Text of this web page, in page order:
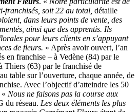
franchisés, soit 22 au total, détaille
dans leurs points de vente, des
ainsi que des apprentis. Ils
pour leurs clients en s’appuyant
de fleurs. » Après avoir ouvert, l’an
en franchise – à Vedène (84) par le
Thiers (63) par le franchisé de
table sur l’ouverture, chaque année, de
Avec l’objectif d’atteindre les 50
Nous ne faisons pas la course aux
du réseau. Les deux éléments les plus